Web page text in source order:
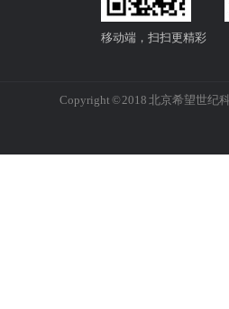
移动端，扫扫更精彩
Copyright © 2018 北京希望世纪